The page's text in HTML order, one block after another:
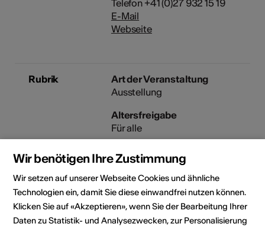
Telefon +41 (0)27 932 15 19
E-Mail
Webseite
Rubrik
Art der Veranstaltung
Ausstellung
Altersfreigabe
Für alle
Zielpublikum
Speziell für Kinder
Veranstaltungsort
Wir benötigen Ihre Zustimmung
Wir setzen auf unserer Webseite Cookies und ähnliche
Technologien ein, damit Sie diese einwandfrei nutzen können.
Klicken Sie auf «Akzeptieren», wenn Sie der Bearbeitung Ihrer
Daten zu Statistik- und Analysezwecken, zur Personalisierung